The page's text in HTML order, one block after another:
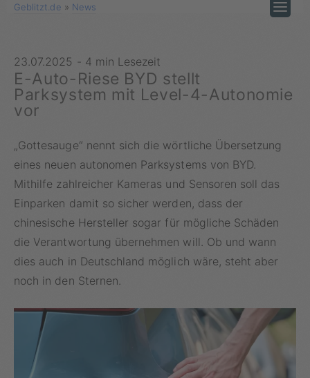
Geblitzt.de » News
23.07.2025 - 4 min Lesezeit
E-Auto-Riese BYD stellt
Parksystem mit Level-4-Autonomie
vor
„Gottesauge“ nennt sich die wörtliche Übersetzung
eines neuen autonomen Parksystems von BYD.
Mithilfe zahlreicher Kameras und Sensoren soll das
Einparken damit so sicher werden, dass der
chinesische Hersteller sogar für mögliche Schäden
die Verantwortung übernehmen will. Ob und wann
dies auch in Deutschland möglich wäre, steht aber
noch in den Sternen.